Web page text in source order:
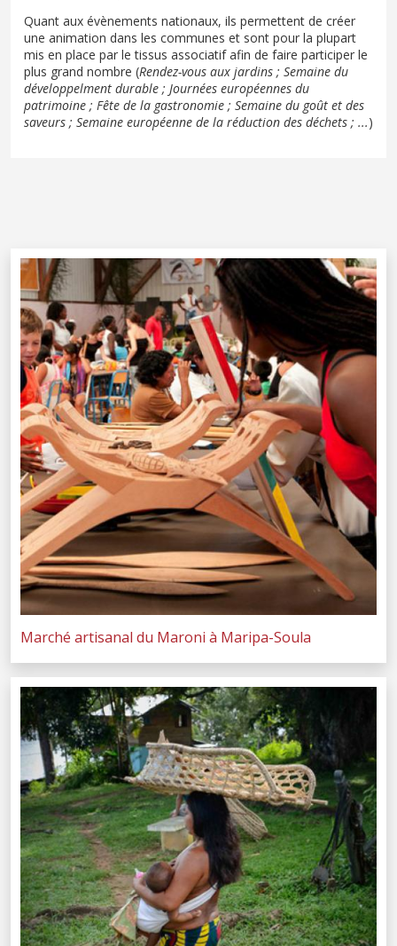
Quant aux évènements nationaux, ils permettent de créer
une animation dans les communes et sont pour la plupart
mis en place par le tissus associatif afin de faire participer le
plus grand nombre (Rendez-vous aux jardins ; Semaine du
développelment durable ; Journées européennes du
patrimoine ; Fête de la gastronomie ; Semaine du goût et des
saveurs ; Semaine européenne de la réduction des déchets ; ...)
Marché artisanal du Maroni à Maripa-Soula